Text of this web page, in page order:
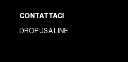
CONTATTACI
DROP US A LINE